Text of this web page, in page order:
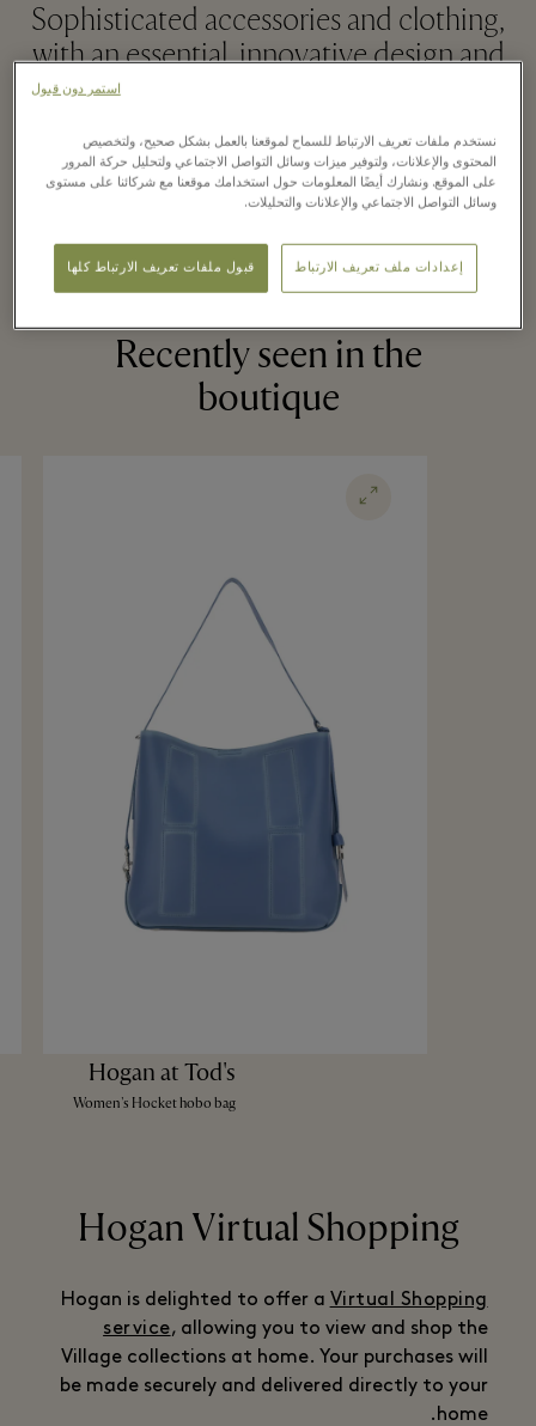
Sophisticated accessories and clothing,
with an essential, innovative design and
the perfect combination of function and
materials.
قراءة المزيد
Recently seen in the
boutique
Hogan at Tod's
Women's Hocket hobo bag
Hogan Virtual Shopping
Hogan is delighted to offer a Virtual Shopping
service, allowing you to view and shop the
Village collections at home. Your purchases will
be made securely and delivered directly to your
home.
نستخدم ملفات تعريف الارتباط للسماح لموقعنا بالعمل بشكل صحيح، ولتخصيص
المحتوى والإعلانات، ولتوفير ميزات وسائل التواصل الاجتماعي ولتحليل حركة المرور
على الموقع. ونشارك أيضًا المعلومات حول استخدامك موقعنا مع شركائنا على مستوى
وسائل التواصل الاجتماعي والإعلانات والتحليلات.
إعدادات ملف تعريف الارتباط قبول ملفات تعريف الارتباط كلها
استمر دون قبول